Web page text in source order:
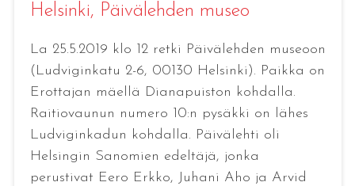
Helsinki, Päivälehden museo
La 25.5.2019 klo 12 retki Päivälehden museoon
(Ludviginkatu 2-6, 00130 Helsinki). Paikka on
Erottajan mäellä Dianapuiston kohdalla.
Raitiovaunun numero 10:n pysäkki on lähes
Ludviginkadun kohdalla. Päivälehti oli
Helsingin Sanomien edeltäjä, jonka
perustivat Eero Erkko, Juhani Aho ja Arvid